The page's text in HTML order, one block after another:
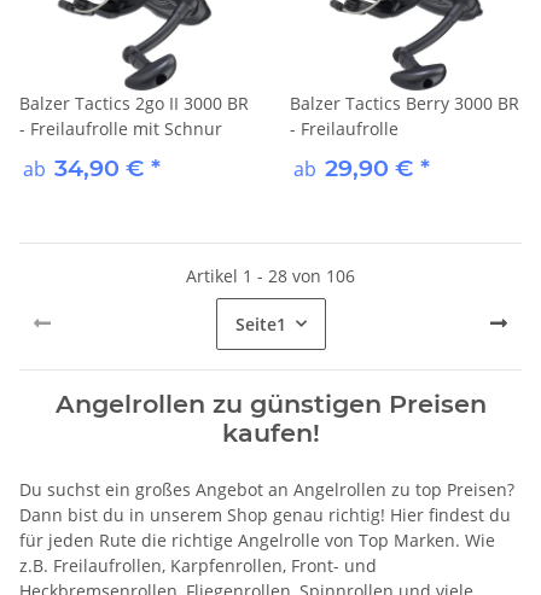
Balzer Tactics 2go II 3000 BR
- Freilaufrolle mit Schnur
ab 34,90 € *
Balzer Tactics Berry 3000 BR
- Freilaufrolle
ab 29,90 € *
Artikel 1 - 28 von 106
Seite1
Angelrollen zu günstigen Preisen
kaufen!
Du suchst ein großes Angebot an Angelrollen zu top Preisen?
Dann bist du in unserem Shop genau richtig! Hier findest du
für jeden Rute die richtige Angelrolle von Top Marken. Wie
z.B. Freilaufrollen, Karpfenrollen, Front- und
Heckbremsenrollen, Fliegenrollen, Spinnrollen und viele